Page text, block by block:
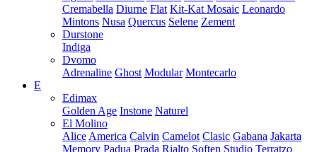
Cremabella Diurne Flat Kit-Kat Mosaic Leonardo
Mintons Nusa Quercus Selene Zement
Durstone
Indiga
Dvomo
Adrenaline Ghost Modular Montecarlo
E
Edimax
Golden Age Instone Naturel
El Molino
Alice America Calvin Camelot Clasic Gabana Jakarta
Memory Padua Prada Rialto Soften Studio Terratzo